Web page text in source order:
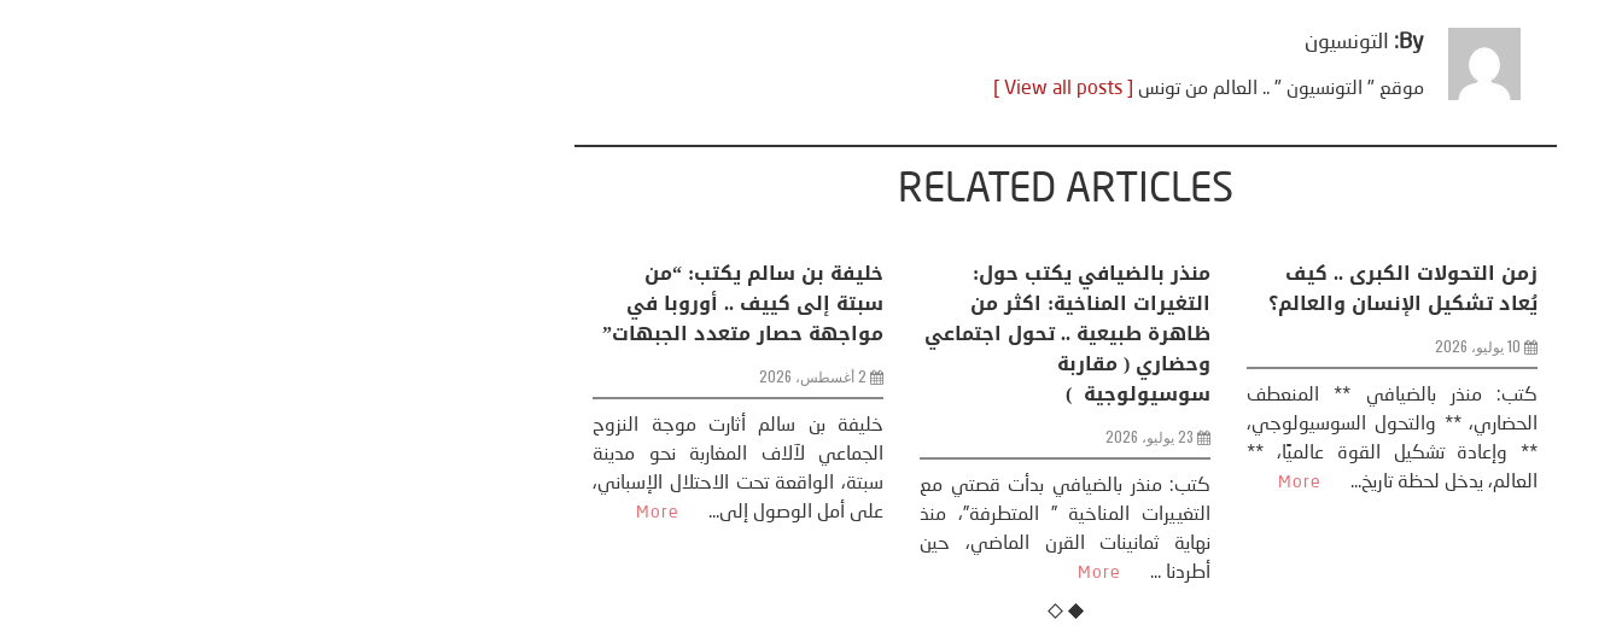
By: التونسيون
موقع " التونسيون " .. العالم من تونس [ View all posts ]
RELATED ARTICLES
منذر بالضيافي يكتب حول:
التغيرات المناخية: اكثر من
ظاهرة طبيعية .. تحول اجتماعي
وحضاري ( مقاربة
سوسيولوجية )
23 يوليو، 2026
كتب: منذر بالضيافي بدأت قصتي مع
التغييرات المناخية ” المتطرفة”، منذ
زمن التحولات الكبرى .. كيف
يُعاد تشكيل الإنسان والعالم؟
10 يوليو، 2026
كتب: منذر بالضيافي ** المنعطف
الحضاري، ** والتحول السوسيولوجي،
** وإعادة تشكيل القوة عالميًا، **
العالم، يدخل لحظة تاريخ...
More
تحليل اخباري/ أمريكا وايران:
عودة الحرب .. و “هرمز” مربط
الفرس
8 يوليو، 2026
تحليل – منذر بالضيافي عاد الرئيس
الأمريكي دونالد ترامب إلى قصف
ايران، وذلك ردا على ما اعتبره الرئيس